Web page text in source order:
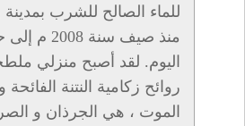
للماء الصالح للشرب
منذ صيف سنة
اليوم. لقد أصبح منزلي
روائح زكامية النتنة الفائحة
الموت ، هي الجرذان و